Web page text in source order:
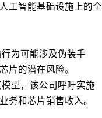
工智能基础设施上的全
为可能涉及伪装手
片的潜在风险。
型，该公司呼吁实施
务和芯片销售收入。